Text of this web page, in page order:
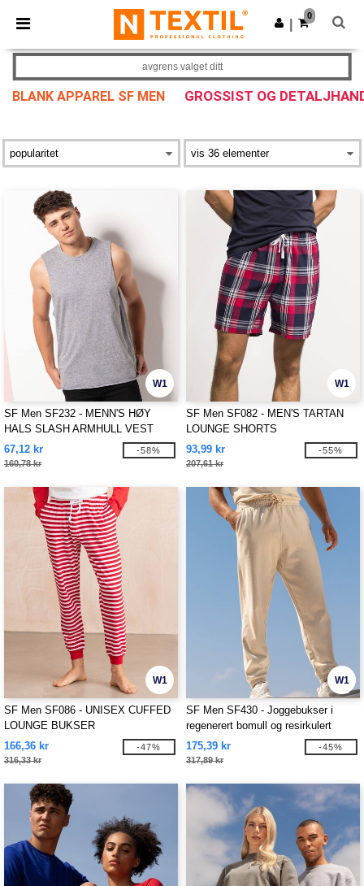
× Ntextil-app
Bedre priser i appen!
Last ned app
0
BLANK APPAREL SF MEN GROSSIST OG
avgrens valget ditt
W1
SF Men SF232 - MENN'S HØY
HALS SLASH ARMHULL VEST
67,12 kr
160,78 kr
-58%
W1
SF Men SF082 - MEN'S TARTAN
LOUNGE SHORTS
93,99 kr
207,61 kr
-55%
W1
SF Men SF086 - UNISEX CUFFED
LOUNGE BUKSER
166,36 kr
316,33 kr
-47%
W1
SF Men SF430 - Joggebukser i
regenerert bomull og resirkulert
polyester
175,39 kr
317,89 kr
-45%